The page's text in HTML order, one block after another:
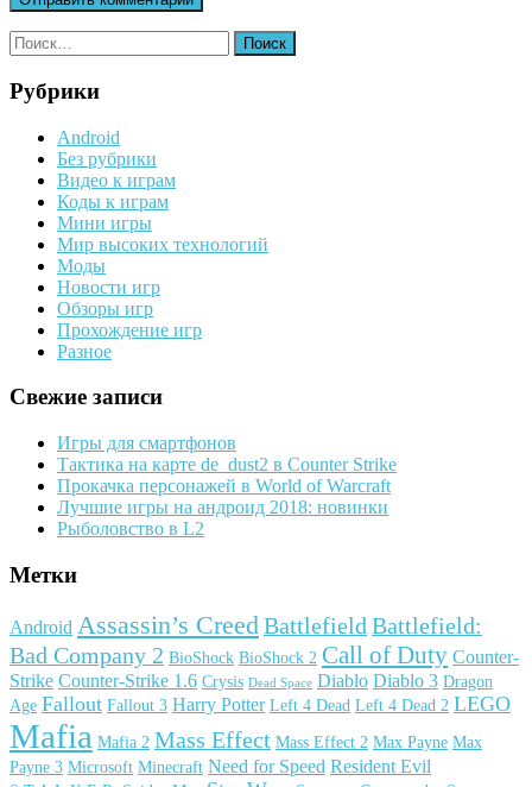
Найти:
Рубрики
Android
Без рубрики
Видео к играм
Коды к играм
Мини игры
Мир высоких технологий
Моды
Новости игр
Обзоры игр
Прохождение игр
Разное
Свежие записи
Игры для смартфонов
Тактика на карте de_dust2 в Counter Strike
Прокачка персонажей в World of Warcraft
Лучшие игры на андроид 2018: новинки
Рыболовство в L2
Метки
Android Assassin’s CreedBattlefield Battlefield:
Bad Company 2 BioShock BioShock 2 Call of Duty Counter-
Strike Counter-Strike 1.6 Crysis Dead Space Diablo Diablo 3 Dragon
Age Fallout Fallout 3 Harry Potter Left 4 Dead Left 4 Dead 2 LEGO
Mafia Mafia 2 Mass Effect Mass Effect 2 Max Payne Max
Payne 3 Microsoft Minecraft Need for Speed Resident Evil